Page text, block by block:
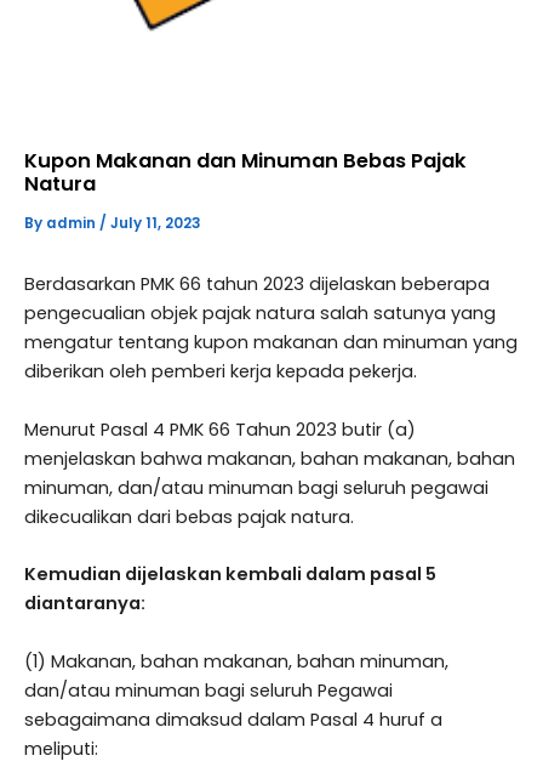
Kupon Makanan dan Minuman Bebas Pajak
Natura
By admin / July 11, 2023
Berdasarkan PMK 66 tahun 2023 dijelaskan beberapa
pengecualian objek pajak natura salah satunya yang
mengatur tentang kupon makanan dan minuman yang
diberikan oleh pemberi kerja kepada pekerja.
Menurut Pasal 4 PMK 66 Tahun 2023 butir (a)
menjelaskan bahwa makanan, bahan makanan, bahan
minuman, dan/atau minuman bagi seluruh pegawai
dikecualikan dari bebas pajak natura.
Kemudian dijelaskan kembali dalam pasal 5
diantaranya:
(1) Makanan, bahan makanan, bahan minuman,
dan/atau minuman bagi seluruh Pegawai
sebagaimana dimaksud dalam Pasal 4 huruf a
meliputi: